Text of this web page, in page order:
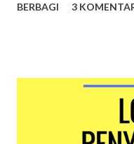
siswanya yang ingin
dibuat oleh bagian
kepala sekolah dan
contoh surat
BERBAGI 3